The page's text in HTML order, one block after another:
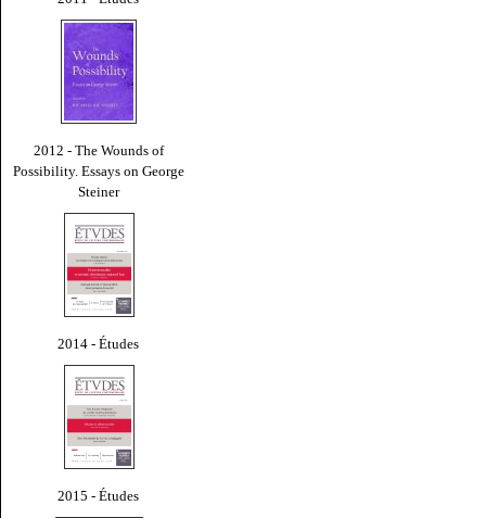
2012 - The Wounds of
Possibility. Essays on George
Steiner
2014 - Études
2015 - Études